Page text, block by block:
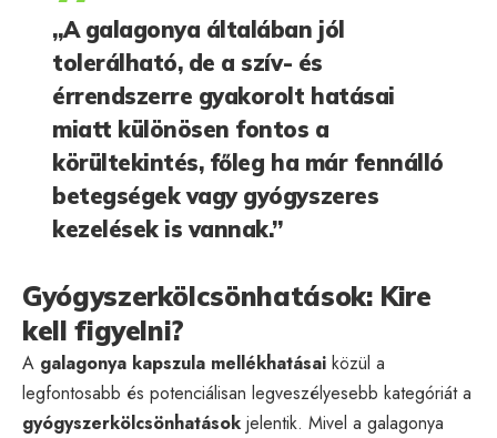
„A galagonya általában jól
tolerálható, de a szív- és
érrendszerre gyakorolt hatásai
miatt különösen fontos a
körültekintés, főleg ha már fennálló
betegségek vagy gyógyszeres
kezelések is vannak.”
Gyógyszerkölcsönhatások: Kire
kell figyelni?
A galagonya kapszula mellékhatásai közül a
legfontosabb és potenciálisan legveszélyesebb kategóriát a
gyógyszerkölcsönhatások jelentik. Mivel a galagonya